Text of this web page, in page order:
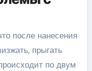
после нанесения
прыгать
по двум